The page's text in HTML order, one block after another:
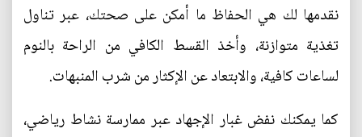
نقدمها لك هي الحفاظ ما أمكن على صحتك، عبر تناول
تغذية متوازنة، وأخذ القسط الكافي من الراحة بالنوم
لساعات كافية، والابتعاد عن الإكثار من شرب المنبهات.
كما يمكنك نفض غبار الإجهاد عبر ممارسة نشاط رياضي،